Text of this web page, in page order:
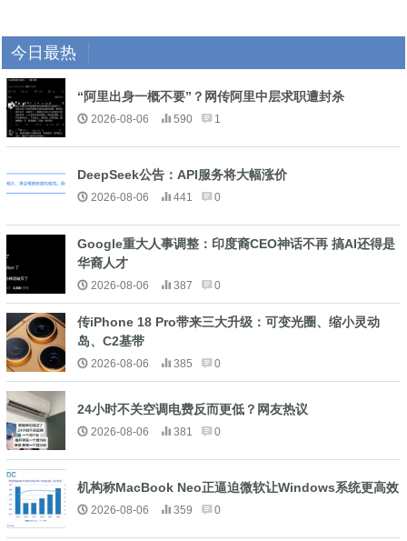
今日最热
“阿里出身一概不要”？网传阿里中层求职遭封杀
2026-08-06 590 1
DeepSeek公告：API服务将大幅涨价
2026-08-06 441 0
Google重大人事调整：印度裔CEO神话不再 搞AI还得是
华裔人才
2026-08-06 387 0
传iPhone 18 Pro带来三大升级：可变光圈、缩小灵动
岛、C2基带
2026-08-06 385 0
24小时不关空调电费反而更低？网友热议
2026-08-06 381 0
机构称MacBook Neo正逼迫微软让Windows系统更高效
2026-08-06 359 0